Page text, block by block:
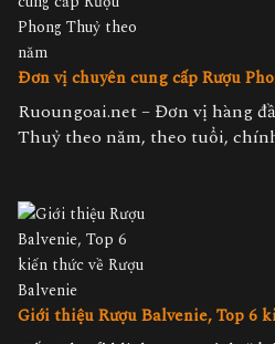
Đơn vị chuyên cung cấp Rượu
Ruoungoai.net – Đơn vị hàng
Thuỷ theo năm, theo tuổi,
Giới thiệu Rượu Balvenie, Top 6